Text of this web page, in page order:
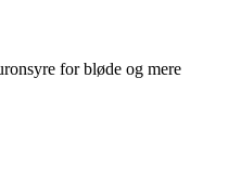
for bløde og mere